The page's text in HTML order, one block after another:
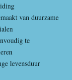
van duurzame
te
levensduur